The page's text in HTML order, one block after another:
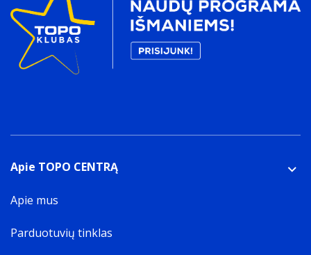
Apie TOPO CENTRĄ
Apie mus
Parduotuvių tinklas